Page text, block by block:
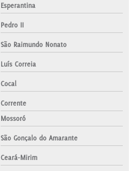
Esperantina
Pedro II
São Raimundo Nonato
Luís Correia
Cocal
Corrente
Mossoró
São Gonçalo do Amarante
Ceará-Mirim